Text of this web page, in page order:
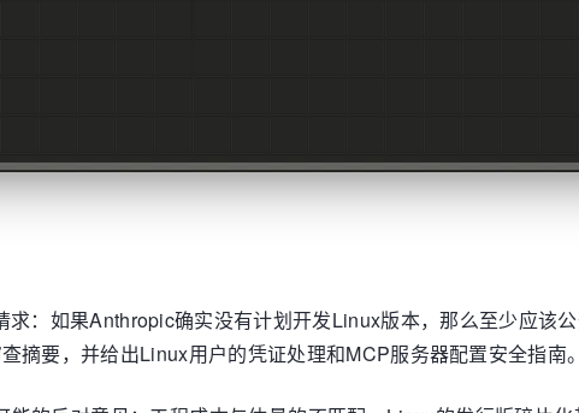
求：如果Anthropic确实没有计划开发Linux版本，那么至少应该
摘要，并给出Linux用户的凭证处理和MCP服务器配置安全指南